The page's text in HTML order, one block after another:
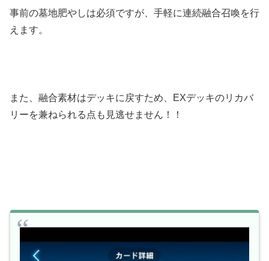
事前の墓地肥やしは必須ですが、手軽に連続融合召喚を行
えます。
また、融合素材はデッキに戻すため、EXデッキのリカバ
リーを兼ねられる点も見逃せません！！